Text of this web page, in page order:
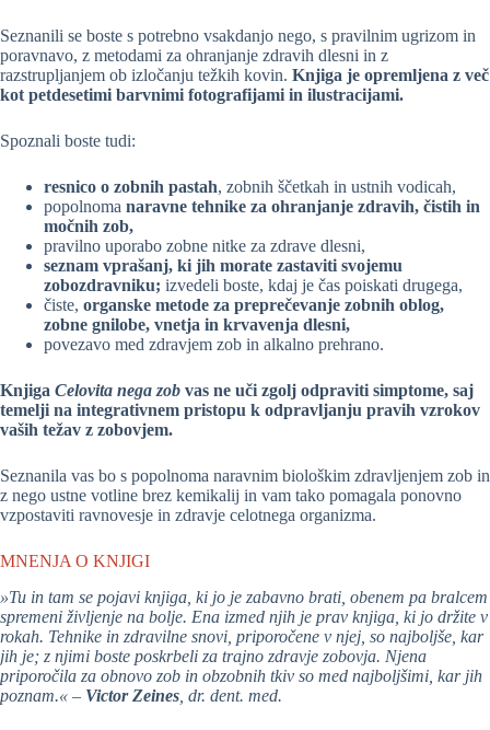
Seznanili se boste s potrebno vsakdanjo nego, s pravilnim ugrizom in
poravnavo, z metodami za ohranjanje zdravih dlesni in z
razstrupljanjem ob izločanju težkih kovin. Knjiga je opremljena z več
kot petdesetimi barvnimi fotografijami in ilustracijami.
Spoznali boste tudi:
resnico o zobnih pastah, zobnih ščetkah in ustnih vodicah,
popolnoma naravne tehnike za ohranjanje zdravih, čistih in
močnih zob,
pravilno uporabo zobne nitke za zdrave dlesni,
seznam vprašanj, ki jih morate zastaviti svojemu
zobozdravniku; izvedeli boste, kdaj je čas poiskati drugega,
čiste, organske metode za preprečevanje zobnih oblog,
zobne gnilobe, vnetja in krvavenja dlesni,
povezavo med zdravjem zob in alkalno prehrano.
Knjiga Celovita nega zob vas ne uči zgolj odpraviti simptome, saj
temelji na integrativnem pristopu k odpravljanju pravih vzrokov
vaših težav z zobovjem.
Seznanila vas bo s popolnoma naravnim biološkim zdravljenjem zob in
z nego ustne votline brez kemikalij in vam tako pomagala ponovno
vzpostaviti ravnovesje in zdravje celotnega organizma.
MNENJA O KNJIGI
»Tu in tam se pojavi knjiga, ki jo je zabavno brati, obenem pa bralcem
spremeni življenje na bolje. Ena izmed njih je prav knjiga, ki jo držite v
rokah. Tehnike in zdravilne snovi, priporočene v njej, so najboljše, kar
jih je; z njimi boste poskrbeli za trajno zdravje zobovja. Njena
priporočila za obnovo zob in obzobnih tkiv so med najboljšimi, kar jih
poznam.« – Victor Zeines , dr. dent. med.